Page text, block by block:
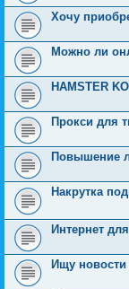
Хочу
Можно ли
HAMSTER
Прокси для
Повышение
Накрутка
Интернет
Ищу